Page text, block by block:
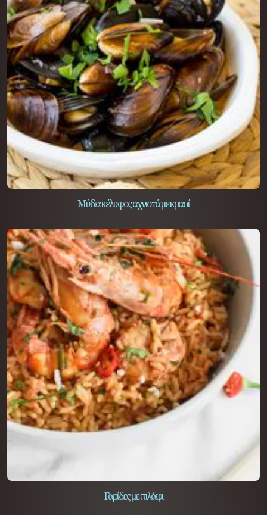
Μύδια κέλυφος αχνιστά με κρασί
Γαρίδες με πιλάφι